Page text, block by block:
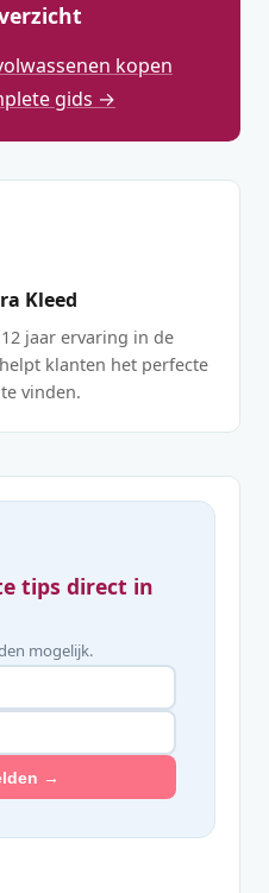
kopen
gids →
Kleed
jaar ervaring in de
klanten het perfecte
vinden.
tips direct in
mogelijk.
→